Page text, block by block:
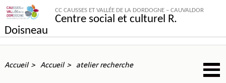
CC CAUSSES ET VALLÉE DE LA DORDOGNE – CAUVALDOR
Centre social et culturel R.
Doisneau
Accueil Accueil atelier recherche